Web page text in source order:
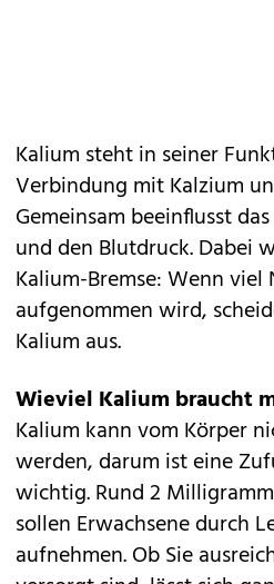
Kalium steht in seiner
Verbindung mit Kalzium
Gemeinsam beeinflusst
und den Blutdruck. Dabei
Kalium-Bremse: Wenn viel
aufgenommen wird,
Kalium aus.
Wieviel Kalium braucht
Kalium kann vom Körper
werden, darum ist eine
wichtig. Rund 2
sollen Erwachsene durch
aufnehmen. Ob Sie